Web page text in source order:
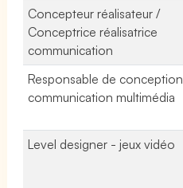
Concepteur réalisateur /
Conceptrice réalisatrice
communication
Responsable de conception
communication multimédia
Level designer - jeux vidéo